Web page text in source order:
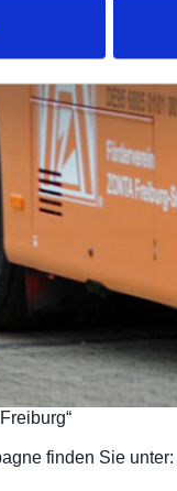
finden Sie unter: